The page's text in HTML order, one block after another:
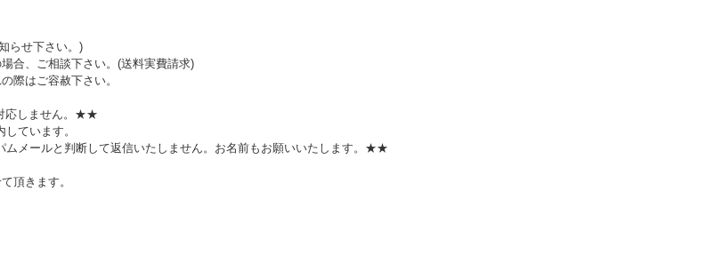
らせ下さい。)
合、ご相談下さい。(送料実費請求)
際はご容赦下さい。
応しません。★★
しています。
メールと判断して返信いたしません。お名前もお願いいたします。★★
て頂きます。